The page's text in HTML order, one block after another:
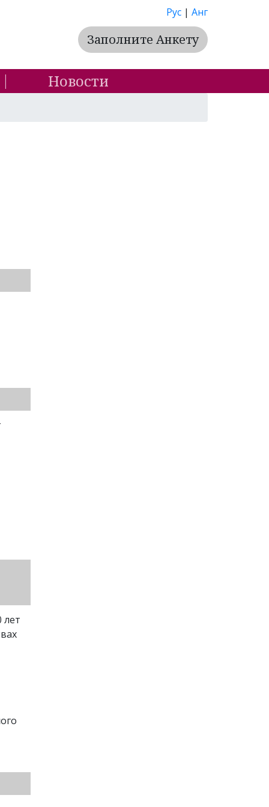
Рус | Анг
Заполните Анкету
Новости
лет